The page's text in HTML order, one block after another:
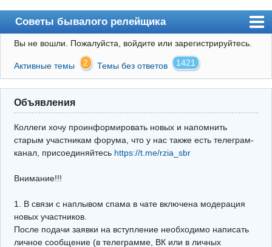
Советы бывалого релейщика
Форум
Правила
Поиск
Регистрация
Архив
Почта
Поиск релейщика
Видео РЗиА
Вы не вошли. Пожалуйста, войдите или зарегистрируйтесь.
Активные темы 2 Темы без ответов 1421
Объявления
Коллеги хочу проинформировать новых и напомнить
старым участникам форума, что у нас также есть телеграм-
канал, присоединяйтесь https://t.me/rzia_sbr
Внимание!!!
1. В связи с наплывом спама в чате включена модерация
новых участников.
После подачи заявки на вступление необходимо написать
личное сообщение (в телеграмме, ВК или в личных